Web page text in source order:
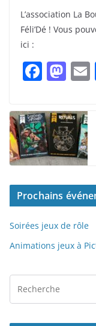
L’association La
Féli’Dé ! Vous
ici :
F
c
e
b
o
o
k
M
st
o
d
o
n
Prochains
Soirées jeux de rôle
Animations jeux à